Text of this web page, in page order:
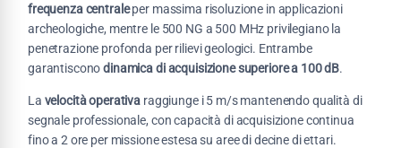
frequenza centraleper massima risoluzione in applicazioni
archeologiche, mentre le 500 NG a 500 MHz privilegiano la
penetrazione profonda per rilievi geologici. Entrambe
garantisconodinamica di acquisizione superiore a 100 dB.
La velocità operativa raggiunge i 5 m/s mantenendo qualità di
segnale professionale, con capacità di acquisizione continua
fino a 2 ore per missione estesa su aree di decine di ettari.